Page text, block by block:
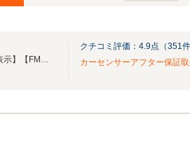
【総在庫常時８００台以上】【全車総額表示】【FMラジオ「Ｎａｃｃｋ５」CM放送中!!】
クチコミ評価： 4.9点（351件
カーセンサーアフター保証